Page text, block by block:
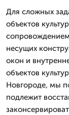
Для сложных
объектов
несущих
окон и
объектов
Новгороде, мы
подлежит